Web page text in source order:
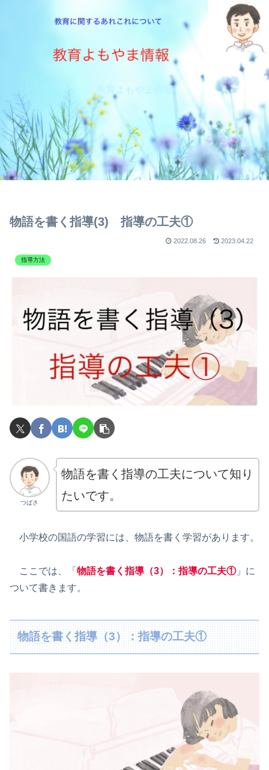
教育よもやま情報
物語を書く指導(3) 指導の工夫①
2022.08.26 2023.04.22
指導方法
つばさ
物語を書く指導の工夫について知り
たいです。
小学校の国語の学習には、物語を書く学習があります。
ここでは、「 物語を書く指導（3）：指導の工夫①」に
ついて書きます。
物語を書く指導（3）：指導の工夫①